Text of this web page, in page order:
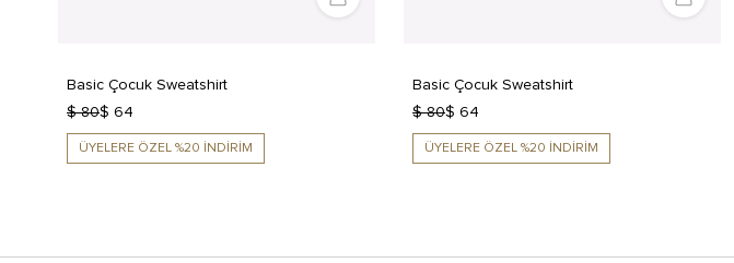
Basic Çocuk Sweatshirt
$ 80$ 64
ÜYELERE ÖZEL %20 İNDİRİM
Basic Çocuk Sweatshirt
$ 80$ 64
ÜYELERE ÖZEL %20 İNDİRİM